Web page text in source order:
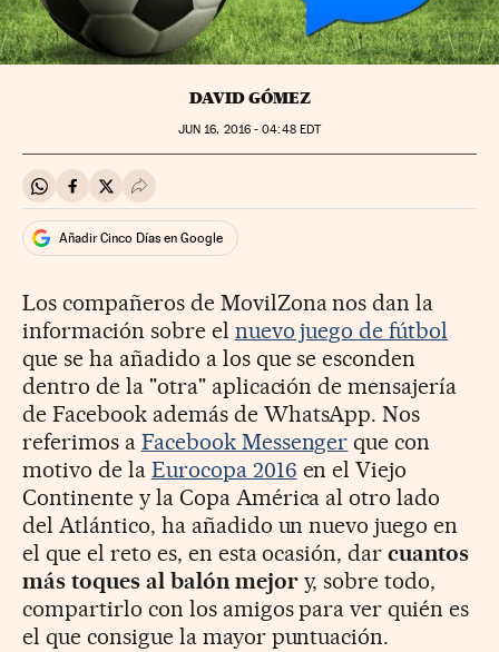
DAVID GÓMEZ
JUN 16, 2016 - 04:48EDT
Compartir en Whatsapp
Compartir en Facebook
Compartir en Twitter
Desplegar Redes Sociales
Añadir Cinco Días en Google
Los compañeros de MovilZona nos dan la
información sobre el nuevo juego de fútbol
que se ha añadido a los que se esconden
dentro de la "otra" aplicación de mensajería
de Facebook además de WhatsApp. Nos
referimos a Facebook Messenger que con
motivo de la Eurocopa 2016 en el Viejo
Continente y la Copa América al otro lado
del Atlántico, ha añadido un nuevo juego en
el que el reto es, en esta ocasión, darcuantos
más toques al balón mejory, sobre todo,
compartirlo con los amigos para ver quién es
el que consigue la mayor puntuación.